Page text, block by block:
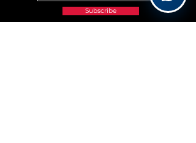
Subscribe